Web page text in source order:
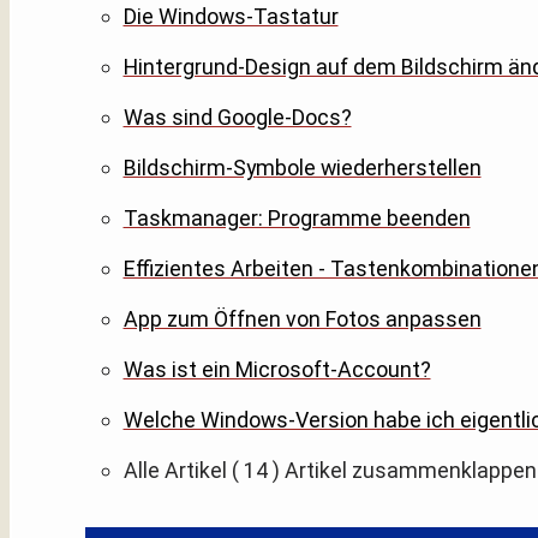
Die Windows-Tastatur
Hintergrund-Design auf dem Bildschirm
Was sind Google-Docs?
Bildschirm-Symbole wiederherstellen
Taskmanager: Programme beenden
Effizientes Arbeiten -
App zum Öffnen von Fotos anpassen
Was ist ein Microsoft-Account?
Welche Windows-Version habe ich
Alle Artikel ( 14 ) Artikel zusammenklappen